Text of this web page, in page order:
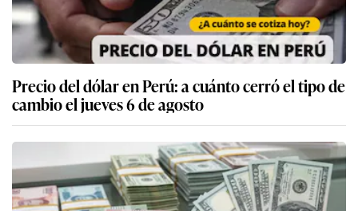
Precio del dólar en Perú: a cuánto cerró el tipo de
cambio el jueves 6 de agosto